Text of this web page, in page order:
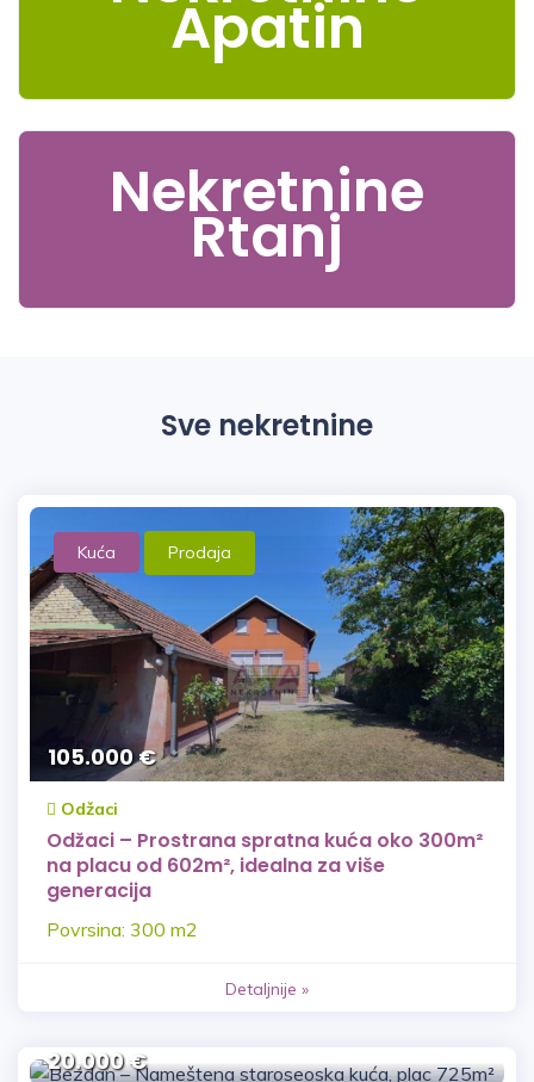
Apatin
Nekretnine
Rtanj
Sve nekretnine
Kuća Prodaja
105.000 €
Odžaci
Odžaci – Prostrana spratna kuća oko 300m²
na placu od 602m², idealna za više
generacija
Povrsina: 300 m2
Detaljnije »
20.000 €